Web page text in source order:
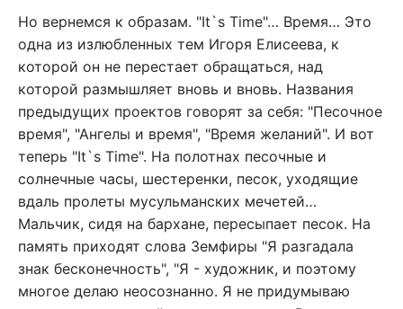
Но вернемся к образам. "It`s Time"… Время… Это
одна из излюбленных тем Игоря Елисеева, к
которой он не перестает обращаться, над
которой размышляет вновь и вновь. Названия
предыдущих проектов говорят за себя: "Песочное
время", "Ангелы и время", "Время желаний". И вот
теперь "It`s Time". На полотнах песочные и
солнечные часы, шестеренки, песок, уходящие
вдаль пролеты мусульманских мечетей…
Мальчик, сидя на бархане, пересыпает песок. На
память приходят слова Земфиры "Я разгадала
знак бесконечность", "Я - художник, и поэтому
многое делаю неосознанно. Я не придумываю